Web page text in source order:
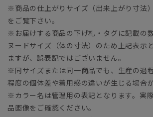
※商品の仕上がりサイズ（出来上がり寸法
をご覧下さい。
※お届けする商品の下げ札・タグに記載の
ヌードサイズ（体の寸法）のため上記表示
ますが、誤表記ではございません。
※同サイズまたは同一商品でも、生産の過
程度の個体差や着用感の違いが生じる場合
※カラー名は管理用の表記となります。実
品画像をご確認ください。